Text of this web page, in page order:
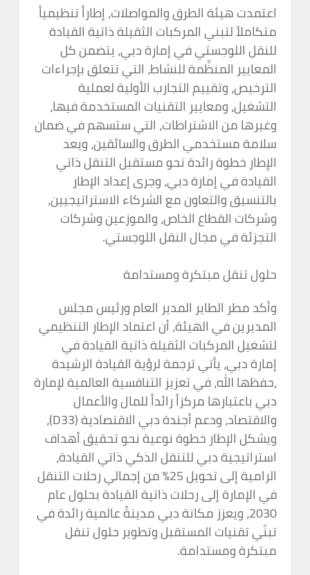
اعتمدت هيئة الطرق والمواصلات، إطاراً تنظيمياً
متكاملاً لتبني المركبات الثقيلة ذاتية القيادة
للنقل اللوجستي في إمارة دبي، يتضمن كل
المعايير المنظِّمة للنشاط، التي تتعلق بإجراءات
الترخيص، وتقييم التجارب الأولية لعملية
التشغيل، ومعايير التقنيات المستخدمة فيها،
وغيرها من الاشتراطات، التي ستسهم في ضمان
سلامة مستخدمي الطرق والسائقين، ويعد
الإطار خطوة رائدة نحو مستقبل التنقل ذاتي
القيادة في إمارة دبي، وجرى إعداد الإطار
بالتنسيق والتعاون مع الشركاء الاستراتيجيين،
وشركات القطاع الخاص، والموزعين وشركات
التجزئة في مجال النقل اللوجستي.
حلول تنقل مبتكرة ومستدامة
وأكد مطر الطاير المدير العام ورئيس مجلس
المديرين في الهيئة، أن اعتماد الإطار التنظيمي
لتشغيل المركبات الثقيلة ذاتية القيادة في
إمارة دبي، يأتي ترجمة لرؤية القيادة الرشيدة
،حفظها الله، في تعزيز التنافسية العالمية لإمارة
دبي باعتبارها مركزاً رائداً للمال والأعمال
والاقتصاد، ودعم أجندة دبي الاقتصادية (D33)،
ويشكل الإطار خطوة نوعية نحو تحقيق أهداف
استراتيجية دبي للتنقل الذكي ذاتي القيادة،
الرامية إلى تحويل 25% من إجمالي رحلات التنقل
في الإمارة إلى رحلات ذاتية القيادة بحلول عام
2030، ويعزز مكانة دبي مدينةً عالمية رائدة في
تبنّي تقنيات المستقبل وتطوير حلول تنقل
مبتكرة ومستدامة.